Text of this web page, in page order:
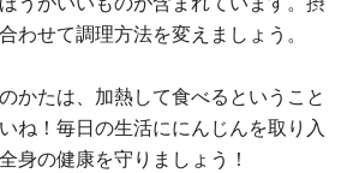
わせて調理方法を変えましょう。
かたは、加熱して食べるということ
ね！毎日の生活ににんじんを取り入
身の健康を守りましょう！